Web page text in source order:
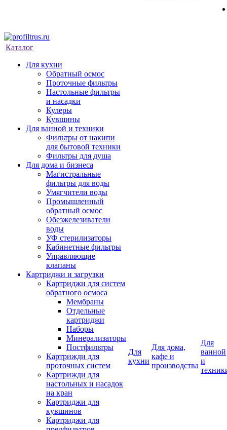
Каталог
Для кухни
Обратный осмос
Проточные фильтры
Настольные фильтры
и насадки
Кулеры
Кувшины
Для ванной и техники
Фильтры от накипи
для бытовой техники
Фильтры для душа
Для дома и бизнеса
Магистральные
фильтры для воды
Умягчители воды
Промышленный
обратный осмос
Обезжелезиватели
воды
УФ стерилизаторы
Кабинетные фильтры
Управляющие
клапаны
Картриджи и загрузки
Картриджи для систем
обратного осмоса
Мембраны
Отдельные
картриджи
Наборы
Минерализаторы
Постфильтры
Картрижди для
проточных систем
Картрижди для
настольных и насадок
на кран
Картриджи для
кувшинов
Картриджи для
Для
кухни
Для дома,
кафе и
производства
Для
ванной
и